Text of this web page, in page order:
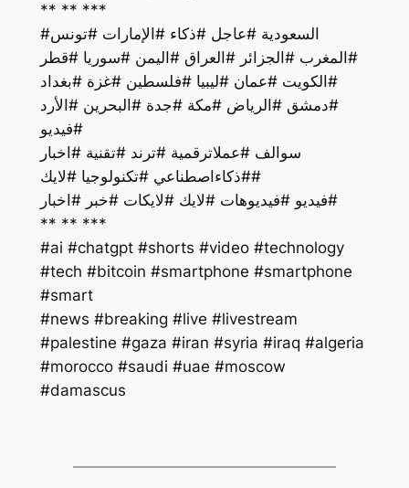
** ** ***
#السعودية #عاجل #ذكاء #الإمارات #تونس
#المغرب #الجزائر #العراق #اليمن #سوريا #قطر
#الكويت #عمان #ليبيا #فلسطين #غزة #بغداد
#دمشق #الرياض #مكة #جدة #البحرين #الأرد
#فيديو
سوالف #عملاترقمية #ترند #تقنية #اخبار
#ذكاءاصطناعي #تكنولوجيا #لايك#
فيديو #فيديوهات #لايك #لايكات #خبر #اخبار#
** ** ***
#ai #chatgpt #shorts #video #technology
#tech #bitcoin #smartphone #smartphone
#smart
#palestine #gaza #iran #syria #iraq #algeria
#morocco #saudi #uae #moscow
#damascus